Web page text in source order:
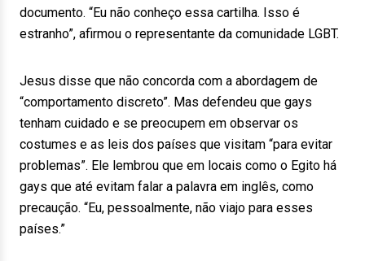
documento. “Eu não conheço essa cartilha. Isso é
estranho”, afirmou o representante da comunidade LGBT.
Jesus disse que não concorda com a abordagem de
“comportamento discreto”. Mas defendeu que gays
tenham cuidado e se preocupem em observar os
costumes e as leis dos países que visitam “para evitar
problemas”. Ele lembrou que em locais como o Egito há
gays que até evitam falar a palavra em inglês, como
precaução. “Eu, pessoalmente, não viajo para esses
países.”